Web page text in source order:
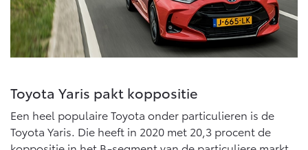
Toyota C-HR+
BATTERIJ-ELEKTRISCH
Vanaf € 37.995,-
RAV4
PLUG-IN HYBRIDE
Vanaf € 49.995,-
Connected
MyToyota login
MyToyota App
Abonnementen
Toyota Yaris pakt koppositie
Een heel populaire Toyota onder particulieren is de
Toyota Yaris. Die heeft in 2020 met 20,3 procent de